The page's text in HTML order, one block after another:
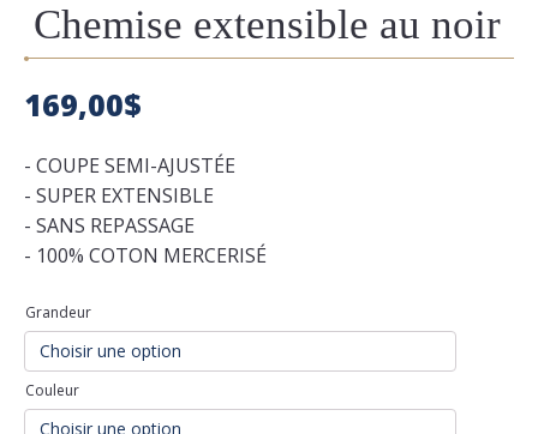
Chemise extensible au noir
169,00$
- COUPE SEMI-AJUSTÉE
- SUPER EXTENSIBLE
- SANS REPASSAGE
- 100% COTON MERCERISÉ
Grandeur
Couleur